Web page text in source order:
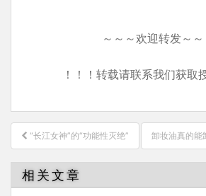
～～～欢迎转发～～
！！！转载请联系我们获取
文
章
导
航
“长江女神”的“功能性灭绝” 卸妆油真的能
相关文章